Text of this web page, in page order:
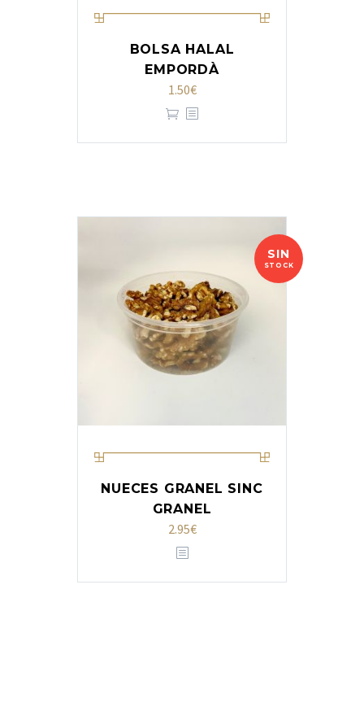
BOLSA HALAL
EMPORDÀ
1.50€
SIN
STOCK
NUECES GRANEL SINC
GRANEL
2.95€